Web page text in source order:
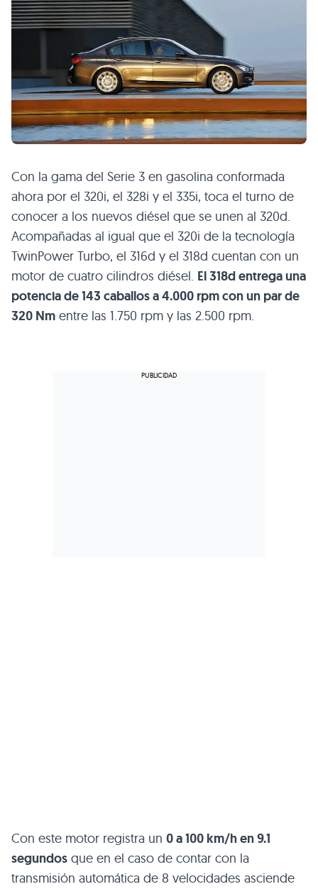
Con la gama del Serie 3 en gasolina conformada
ahora por el 320i, el 328i y el 335i, toca el turno de
conocer a los nuevos diésel que se unen al 320d.
Acompañadas al igual que el 320i de la tecnología
TwinPower Turbo, el 316d y el 318d cuentan con un
motor de cuatro cilindros diésel. El 318d entrega una
potencia de 143 caballos a 4.000 rpm con un par de
320 Nm entre las 1.750 rpm y las 2.500 rpm.
Con este motor registra un 0 a 100 km/h en 9.1
segundos que en el caso de contar con la
transmisión automática de 8 velocidades asciende